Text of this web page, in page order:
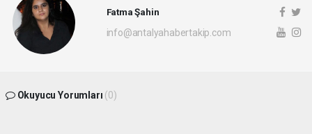
Fatma Şahin
info@antalyahabertakip.com
Okuyucu Yorumları (0)